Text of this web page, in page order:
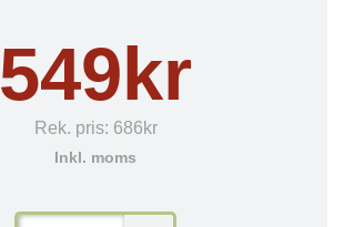
549kr
Rek. pris: 686kr
Inkl. moms